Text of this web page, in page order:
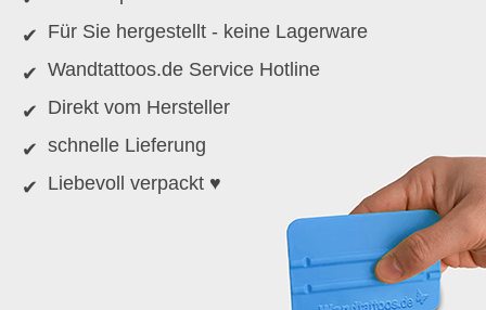
Für Sie hergestellt - keine Lagerware
Wandtattoos.de Service Hotline
Direkt vom Hersteller
schnelle Lieferung
Liebevoll verpackt ♥